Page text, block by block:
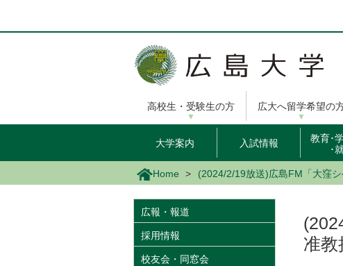
ン
に
高校生・受験生の方 広大へ留学希望の
大学案内 入試情報
教育･
･
Home (2024/2/19放送)広島FM「大窪
准
広報・報道
採用情報
校友会・同窓会